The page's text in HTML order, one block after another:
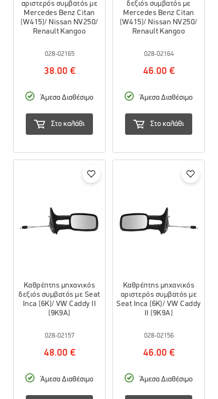
αριστερός συμβατός με
Mercedes Benz Citan
(W415)/ Nissan NV250/
Renault Kangoo
028-02165
38.00 €
Άμεσα Διαθέσιμο
Στο καλάθι
δεξιός συμβατός με
Mercedes Benz Citan
(W415)/ Nissan NV250/
Renault Kangoo
028-02164
46.00 €
Άμεσα Διαθέσιμο
Στο καλάθι
Καθρέπτης μηχανικός
δεξιός συμβατός με Seat
Inca (6K)/ VW Caddy II
(9K9A)
028-02157
48.00 €
Άμεσα Διαθέσιμο
Καθρέπτης μηχανικός
αριστερός συμβατός με
Seat Inca (6K)/ VW Caddy
II (9K9A)
028-02156
46.00 €
Άμεσα Διαθέσιμο